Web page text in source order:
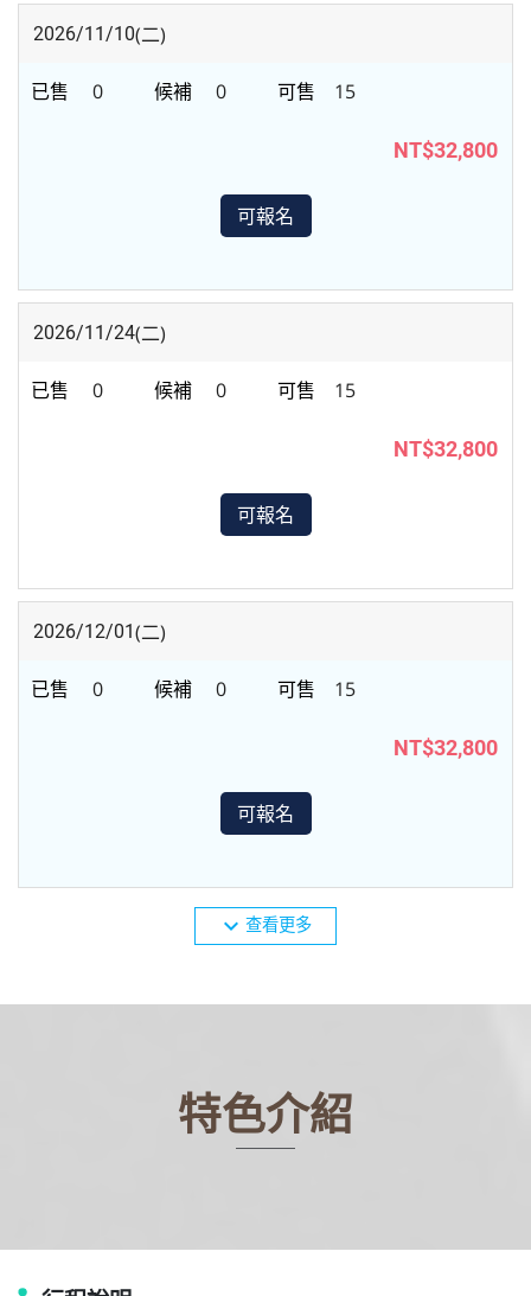
特色介紹
2026/11/10(二)
0 0 15
NT$32,800
可報名
2026/11/24(二)
0 0 15
NT$32,800
可報名
2026/12/01(二)
0 0 15
NT$32,800
可報名
expand_more 查看更多